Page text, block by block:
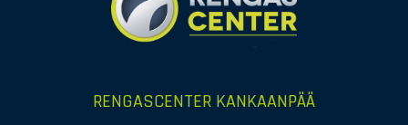
RENGASCENTER KANKAANPÄÄ